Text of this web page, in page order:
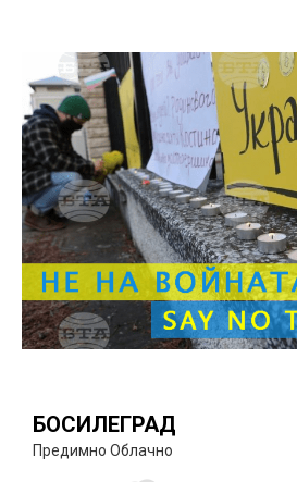
БОСИЛЕГРАД
Предимно Облачно